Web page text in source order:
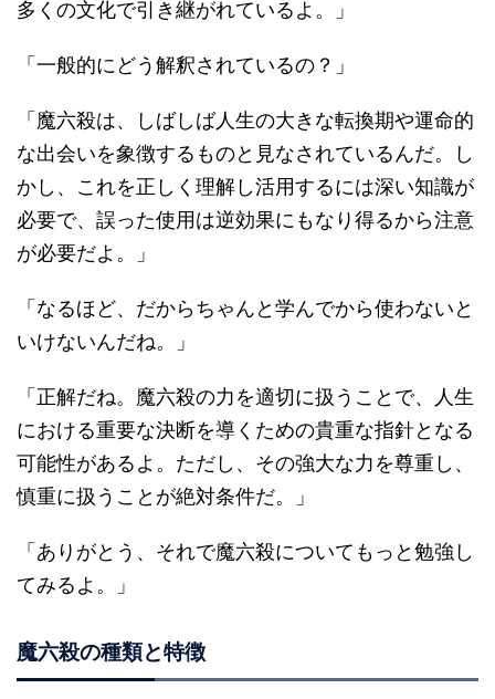
多くの文化で引き継がれているよ。」
「一般的にどう解釈されているの？」
「魔六殺は、しばしば人生の大きな転換期や運命的
な出会いを象徴するものと見なされているんだ。し
かし、これを正しく理解し活用するには深い知識が
必要で、誤った使用は逆効果にもなり得るから注意
が必要だよ。」
「なるほど、だからちゃんと学んでから使わないと
いけないんだね。」
「正解だね。魔六殺の力を適切に扱うことで、人生
における重要な決断を導くための貴重な指針となる
可能性があるよ。ただし、その強大な力を尊重し、
慎重に扱うことが絶対条件だ。」
「ありがとう、それで魔六殺についてもっと勉強し
てみるよ。」
魔六殺の種類と特徴